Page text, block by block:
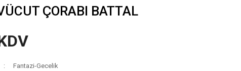
ÇORABI BATTAL
Fantazi-Gecelik